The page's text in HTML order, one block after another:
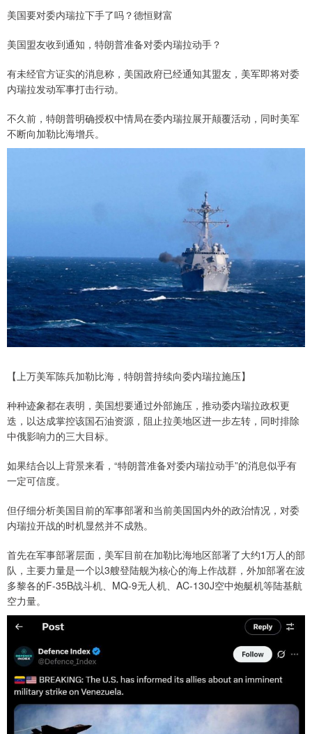
美国要对委内瑞拉下手了吗？德恒财富
美国盟友收到通知，特朗普准备对委内瑞拉动手？
有未经官方证实的消息称，美国政府已经通知其盟友，美军即将对委
内瑞拉发动军事打击行动。
不久前，特朗普明确授权中情局在委内瑞拉展开颠覆活动，同时美军
不断向加勒比海增兵。
【上万美军陈兵加勒比海，特朗普持续向委内瑞拉施压】
种种迹象都在表明，美国想要通过外部施压，推动委内瑞拉政权更
迭，以达成掌控该国石油资源，阻止拉美地区进一步左转，同时排除
中俄影响力的三大目标。
如果结合以上背景来看，“特朗普准备对委内瑞拉动手”的消息似乎有
一定可信度。
但仔细分析美国目前的军事部署和当前美国国内外的政治情况，对委
内瑞拉开战的时机显然并不成熟。
首先在军事部署层面，美军目前在加勒比海地区部署了大约1万人的部
队，主要力量是一个以3艘登陆舰为核心的海上作战群，外加部署在波
多黎各的F-35B战斗机、MQ-9无人机、AC-130J空中炮艇机等陆基航
空力量。